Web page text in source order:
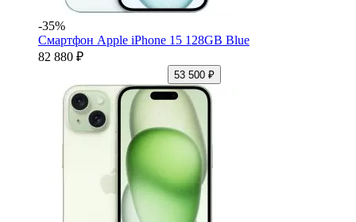
-35%
Смартфон Apple iPhone 15 128GB Blue
82 880 ₽
53 500 ₽